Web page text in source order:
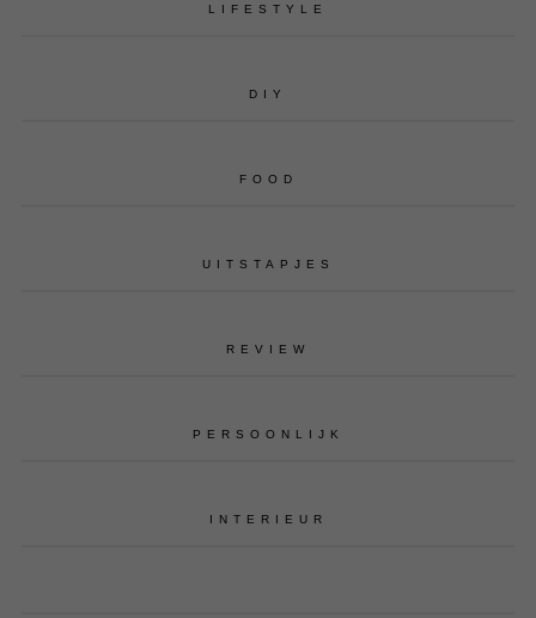
LIFESTYLE
DIY
FOOD
UITSTAPJES
REVIEW
PERSOONLIJK
INTERIEUR